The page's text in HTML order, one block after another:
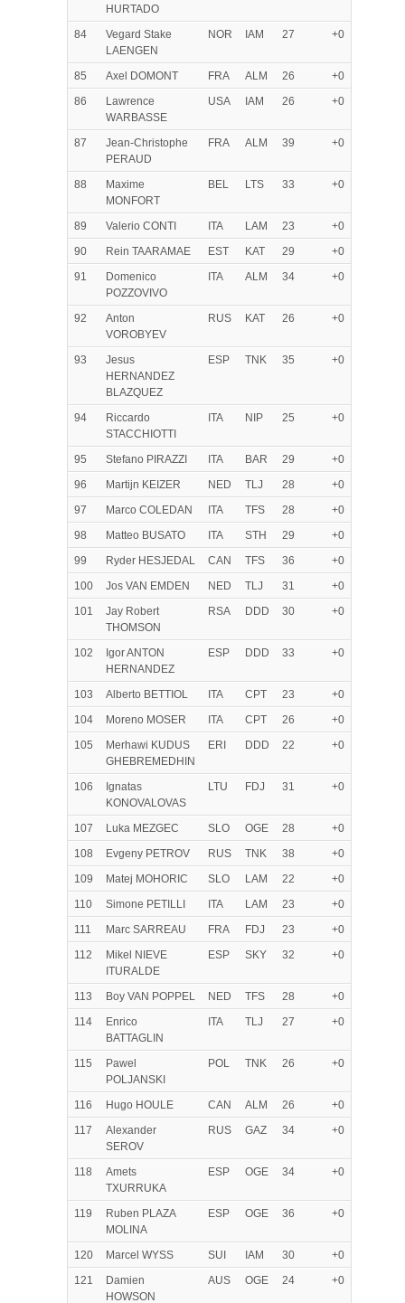
HURTADO
84
Vegard Stake
LAENGEN
NOR IAM 27 +0
85 Axel DOMONT FRA ALM 26
+0
86
Lawrence
WARBASSE
USA IAM 26 +0
87
Jean-Christophe
PERAUD
FRA ALM 39 +0
88
Maxime
MONFORT
BEL LTS 33 +0
89 Valerio CONTI ITA LAM 23
+0
90
Rein TAARAMAE EST KAT 29
+0
91
Domenico
POZZOVIVO
ITA ALM 34 +0
92
Anton
VOROBYEV
RUS KAT 26 +0
93
Jesus
HERNANDEZ
BLAZQUEZ
ESP TNK 35 +0
94
Riccardo
STACCHIOTTI
ITA NIP 25 +0
95 Stefano PIRAZZI ITA BAR 29
+0
96
Martijn KEIZER NED TLJ 28
+0
97
Marco COLEDAN ITA TFS 28
+0
98
Matteo BUSATO ITA STH 29
+0
99
Ryder HESJEDAL CAN TFS 36
+0
100
Jos VAN EMDEN NED TLJ 31
+0
101
Jay Robert
THOMSON
RSA DDD 30 +0
102
Igor ANTON
HERNANDEZ
ESP DDD 33 +0
103 Alberto BETTIOL ITA CPT 23
+0
104
Moreno MOSER ITA CPT 26
+0
105
Merhawi KUDUS
GHEBREMEDHIN
ERI DDD 22 +0
106
Ignatas
KONOVALOVAS
LTU FDJ 31 +0
107 Luka MEZGEC SLO OGE 28
+0
108
Evgeny PETROV RUS TNK 38
+0
109
Matej MOHORIC SLO LAM 22
+0
110
Simone PETILLI ITA LAM 23
+0
111
Marc SARREAU FRA FDJ 23
+0
112
Mikel NIEVE
ITURALDE
ESP SKY 32 +0
113 Boy VAN POPPEL NED TFS 28
+0
114
Enrico
BATTAGLIN
ITA TLJ 27 +0
115
Pawel
POLJANSKI
POL TNK 26 +0
116 Hugo HOULE CAN ALM 26
+0
117
Alexander
SEROV
RUS GAZ 34 +0
118
Amets
TXURRUKA
ESP OGE 34 +0
119
Ruben PLAZA
MOLINA
ESP OGE 36 +0
120 Marcel WYSS SUI IAM 30
+0
121
Damien
HOWSON
AUS OGE 24 +0